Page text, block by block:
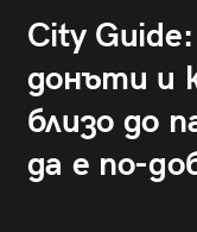
City
донъти и
близо до
да е по-